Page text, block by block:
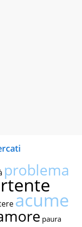
problema
acume
paura